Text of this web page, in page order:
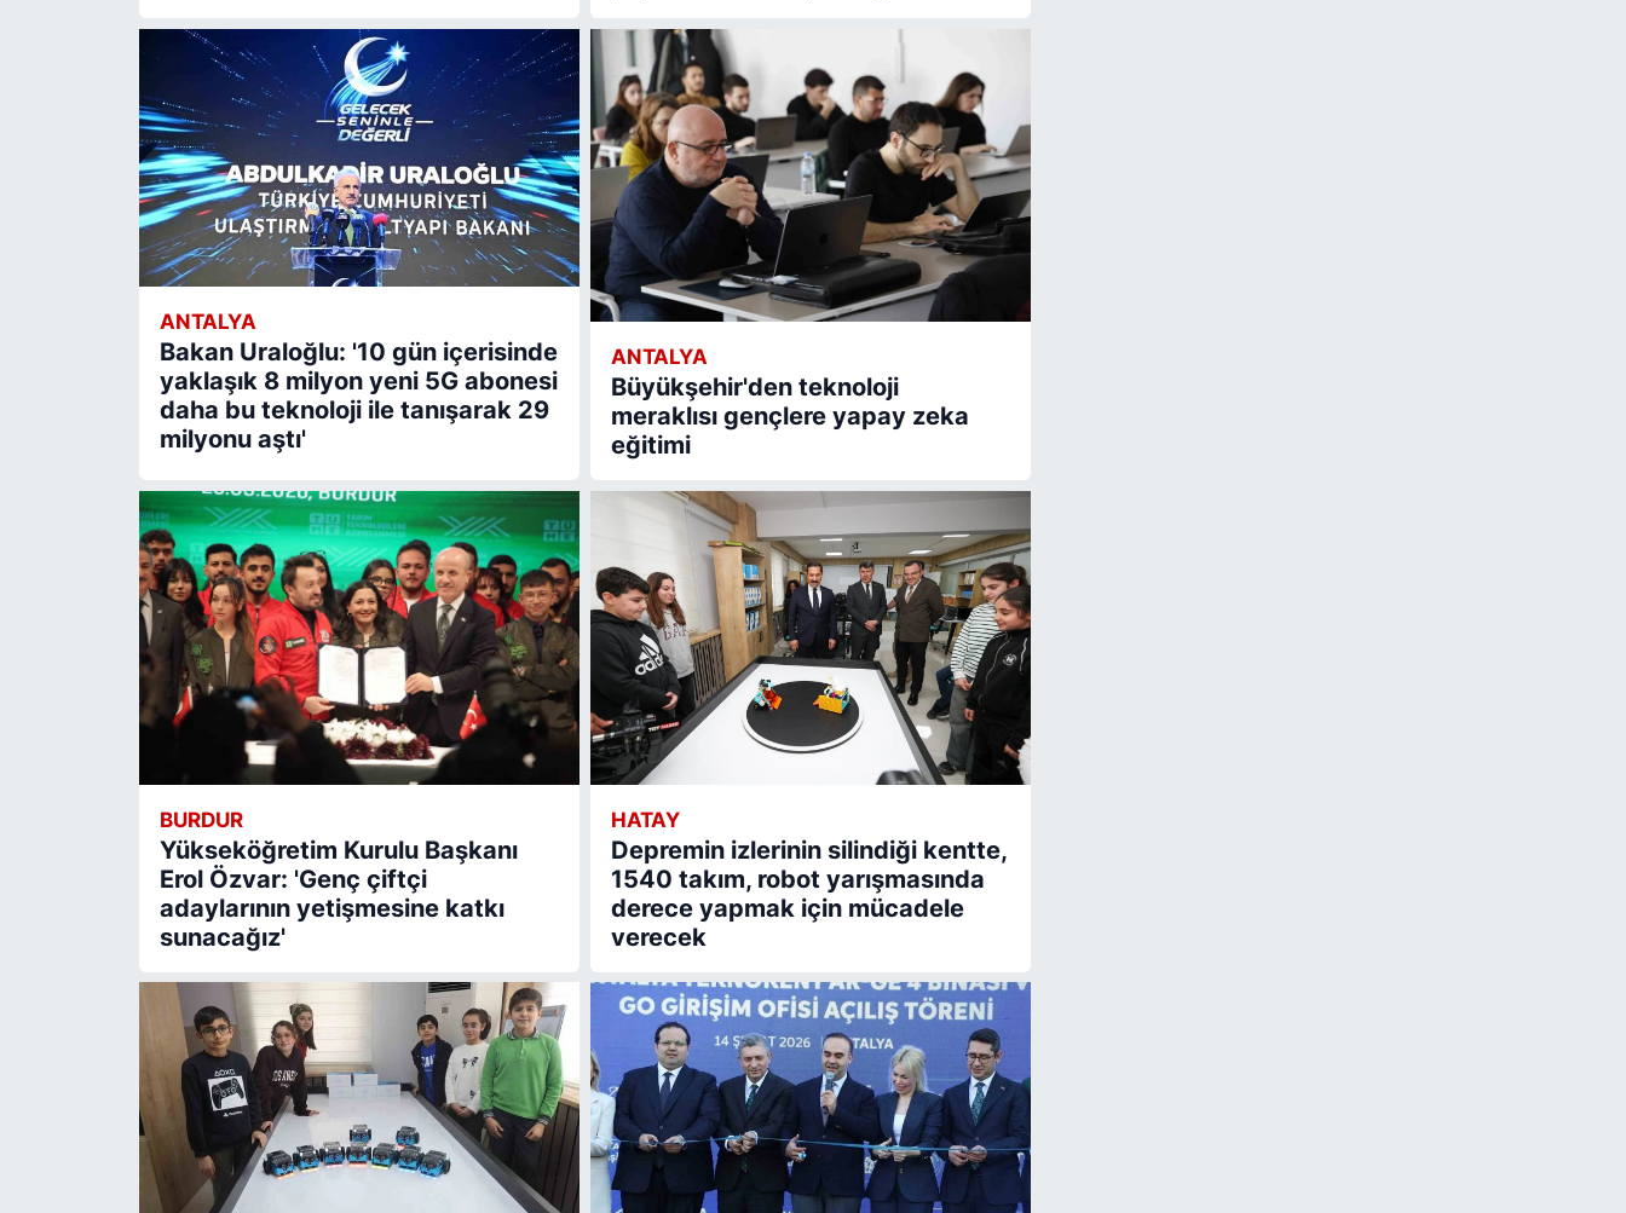
ANTALYA
Bakan Uraloğlu: '10 gün içerisinde
yaklaşık 8 milyon yeni 5G abonesi
daha bu teknoloji ile tanışarak 29
milyonu aştı'
ANTALYA
Büyükşehir'den teknoloji
meraklısı gençlere yapay zeka
eğitimi
BURDUR
Yükseköğretim Kurulu Başkanı
Erol Özvar: 'Genç çiftçi
adaylarının yetişmesine katkı
sunacağız'
HATAY
Depremin izlerinin silindiği kentte,
1540 takım, robot yarışmasında
derece yapmak için mücadele
verecek